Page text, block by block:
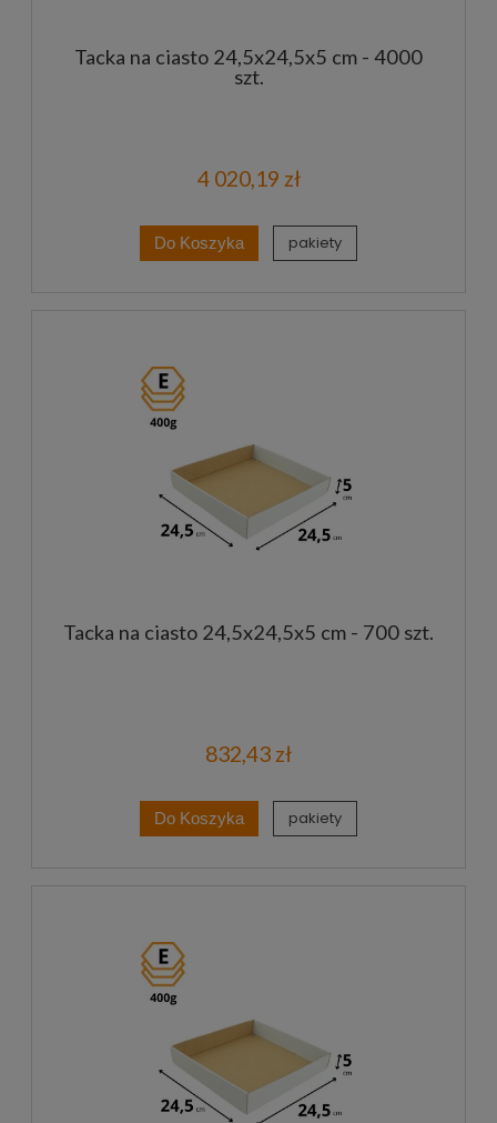
Tacka na ciasto 24,5x24,5x5 cm - 4000
szt.
4 020,19 zł
Do Koszyka pakiety
Tacka na ciasto 24,5x24,5x5 cm - 700 szt.
832,43 zł
Do Koszyka pakiety